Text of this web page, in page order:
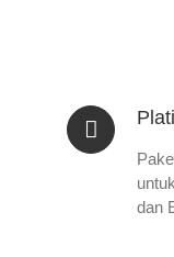
dan